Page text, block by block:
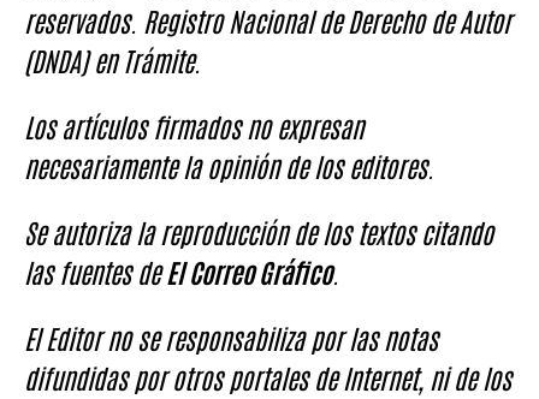
reservados. Registro Nacional de Derecho de Autor
(DNDA) en Trámite.
Los artículos firmados no expresan
necesariamente la opinión de los editores.
Se autoriza la reproducción de los textos citando
las fuentes deEl Correo Gráfico.
El Editor no se responsabiliza por las notas
difundidas por otros portales de Internet, ni de los